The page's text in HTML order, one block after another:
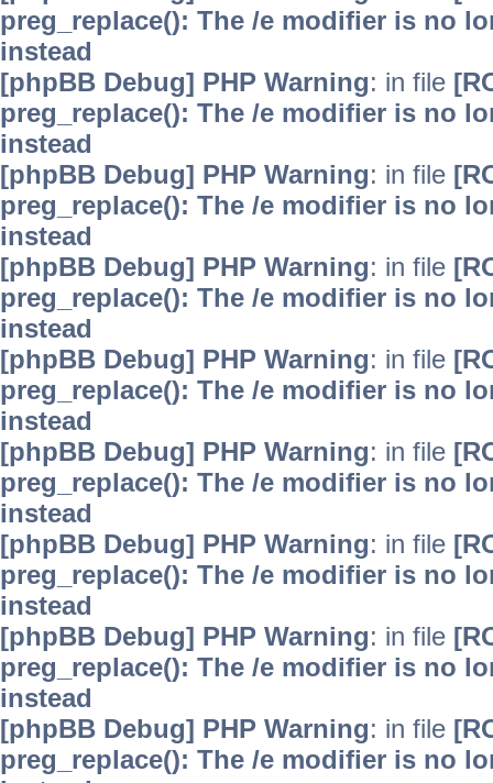
preg_replace(): The /e modifier is no
instead
[phpBB Debug] PHP Warning: in file
preg_replace(): The /e modifier is no
instead
[phpBB Debug] PHP Warning: in file
preg_replace(): The /e modifier is no
instead
[phpBB Debug] PHP Warning: in file
preg_replace(): The /e modifier is no
instead
[phpBB Debug] PHP Warning: in file
preg_replace(): The /e modifier is no
instead
[phpBB Debug] PHP Warning: in file
preg_replace(): The /e modifier is no
instead
[phpBB Debug] PHP Warning: in file
preg_replace(): The /e modifier is no
instead
[phpBB Debug] PHP Warning: in file
preg_replace(): The /e modifier is no
instead
[phpBB Debug] PHP Warning: in file
preg_replace(): The /e modifier is no